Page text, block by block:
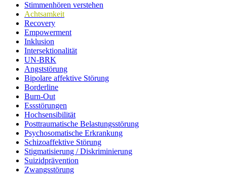
Stimmenhören verstehen
Achtsamkeit
Recovery
Empowerment
Inklusion
Intersektionalität
UN-BRK
Angststörung
Bipolare affektive Störung
Borderline
Burn-Out
Essstörungen
Hochsensibilität
Posttraumatische Belastungsstörung
Psychosomatische Erkrankung
Schizoaffektive Störung
Stigmatisierung / Diskriminierung
Suizidprävention
Zwangsstörung